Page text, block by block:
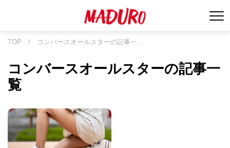
TOP / コンバースオールスターの記事一…
コンバースオールスターの記事一
覧